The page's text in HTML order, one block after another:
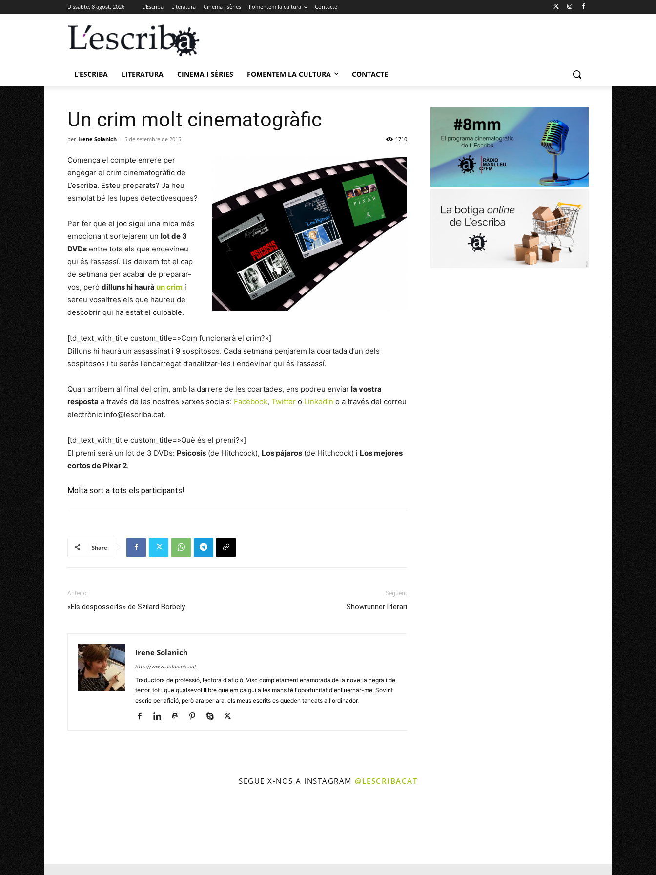
Dissabte, 8 agost, 2026 L’Escriba Literatura Cinema i sèries Fomentem la cultura Contacte
L’ESCRIBA LITERATURA CINEMA I SÈRIES FOMENTEM LA CULTURA CONTACTE
Un crim molt cinematogràfic
per Irene Solanich - 5 de setembre de 2015 1710
Comença el compte enrere per
engegar el crim cinematogràfic de
L’escriba. Esteu preparats? Ja heu
esmolat bé les lupes detectivesques?
Per fer que el joc sigui una mica més
emocionant sortejarem un lot de 3
DVDs entre tots els que endevineu
qui és l’assassí. Us deixem tot el cap
de setmana per acabar de preparar-
vos, però dilluns hi haurà un crim i
sereu vosaltres els que haureu de
descobrir qui ha estat el culpable.
[td_text_with_title custom_title=»Com funcionarà el crim?»]
Dilluns hi haurà un assassinat i 9 sospitosos. Cada setmana penjarem la coartada d’un dels
sospitosos i tu seràs l’encarregat d’analitzar-les i endevinar qui és l’assassí.
Quan arribem al final del crim, amb la darrere de les coartades, ens podreu enviar la vostra
resposta a través de les nostres xarxes socials: Facebook, Twitter o Linkedin o a través del correu
electrònic info@lescriba.cat.
[td_text_with_title custom_title=»Què és el premi?»]
El premi serà un lot de 3 DVDs: Psicosis (de Hitchcock), Los pájaros (de Hitchcock) i Los mejores
cortos de Pixar 2.
Molta sort a tots els participants!
Share
Anterior
«Els desposseïts» de Szilard Borbely
Següent
Showrunner literari
Irene Solanich
http://www.solanich.cat
Traductora de professió, lectora d'afició. Visc completament enamorada de la novel·la negra i de
terror, tot i que qualsevol llibre que em caigui a les mans té l'oportunitat d'enlluernar-me. Sovint
escric per afició, però ara per ara, els meus escrits es queden tancats a l'ordinador.
SEGUEIX-NOS A INSTAGRAM @LESCRIBACAT